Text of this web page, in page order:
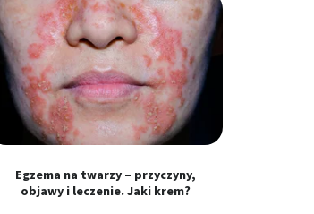
Egzema na twarzy – przyczyny,
objawy i leczenie. Jaki krem?